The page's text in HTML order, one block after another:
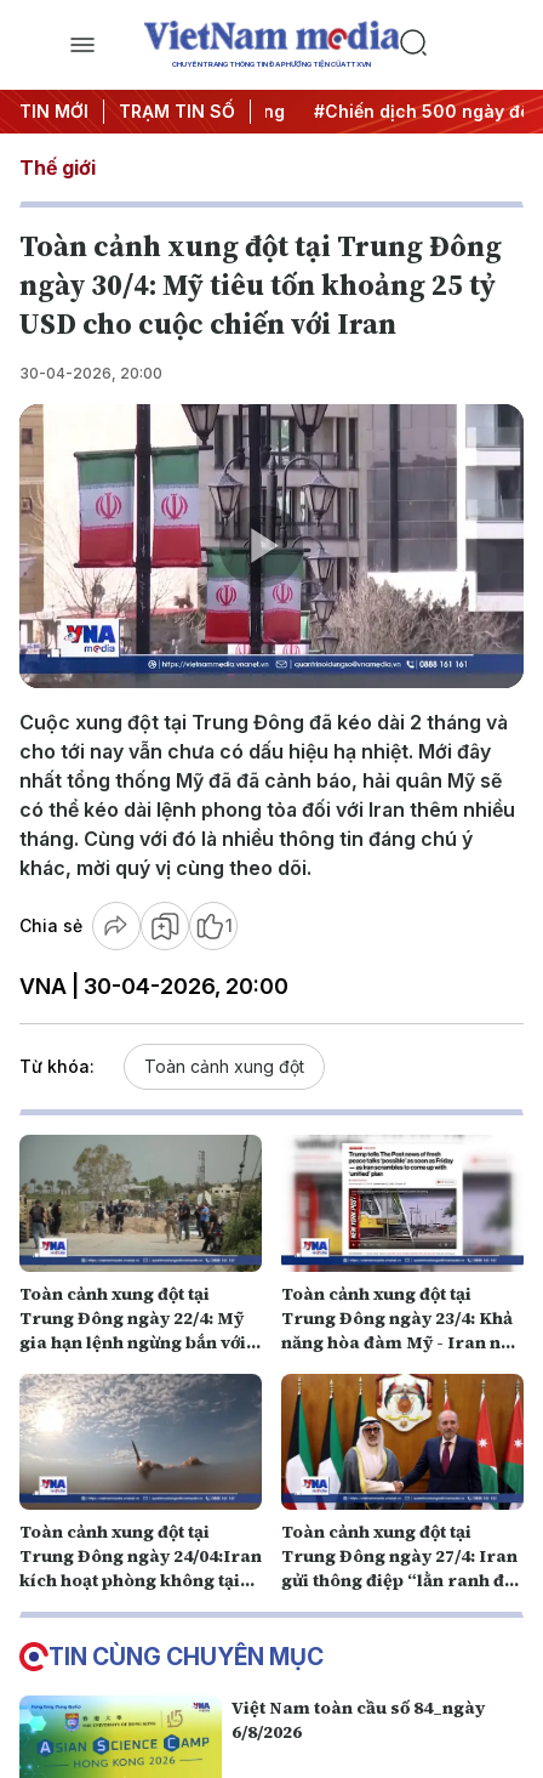
CHUYÊN TRANG THÔNG TIN ĐA PHƯƠNG TIỆN CỦA TTXVN
TIN MỚI TRẠM TIN SỐ
Nghị quyết thành hành động #Chiến dịch 500 ngày đêm
Thế giới
Toàn cảnh xung đột tại Trung Đông
ngày 30/4: Mỹ tiêu tốn khoảng 25 tỷ
USD cho cuộc chiến với Iran
30-04-2026, 20:00
Play
Video
Cuộc xung đột tại Trung Đông đã kéo dài 2 tháng và
cho tới nay vẫn chưa có dấu hiệu hạ nhiệt. Mới đây
nhất tổng thống Mỹ đã đã cảnh báo, hải quân Mỹ sẽ
có thể kéo dài lệnh phong tỏa đối với Iran thêm nhiều
tháng. Cùng với đó là nhiều thông tin đáng chú ý
khác, mời quý vị cùng theo dõi.
Chia sẻ 1
VNA | 30-04-2026, 20:00
Từ khóa: Toàn cảnh xung đột
Toàn cảnh xung đột tại
Trung Đông ngày 22/4: Mỹ
gia hạn lệnh ngừng bắn với
Toàn cảnh xung đột tại
Trung Đông ngày 23/4: Khả
năng hòa đàm Mỹ - Iran nối
Toàn cảnh xung đột tại
Trung Đông ngày 24/04:Iran
kích hoạt phòng không tại
Toàn cảnh xung đột tại
Trung Đông ngày 27/4: Iran
gửi thông điệp “lằn ranh đỏ”
TIN CÙNG CHUYÊN MỤC
Việt Nam toàn cầu số 84_ngày
6/8/2026